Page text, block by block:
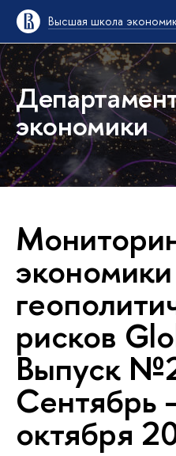
Высшая школа
экономики
рисков
Выпуск
Сентябрь
октября